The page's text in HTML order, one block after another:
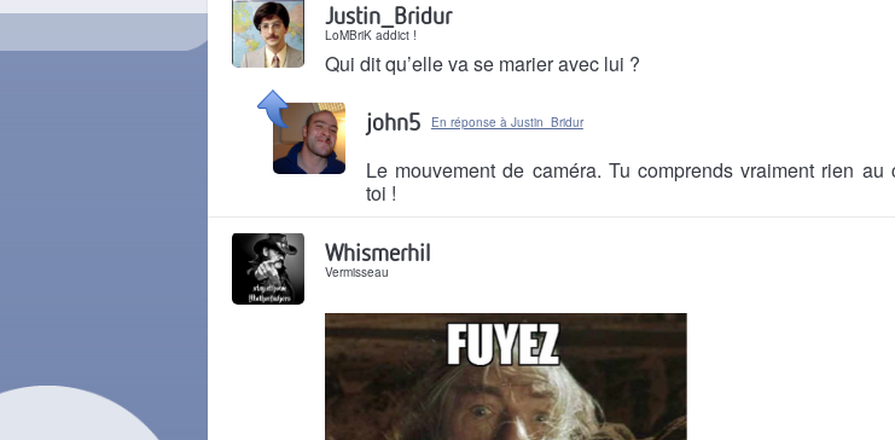
Justin_Bridur
LoMBriK addict !
Qui dit qu’elle va se marier avec lui ?
Il y a 5 ans
john5 En réponse à Justin_Bridur
Le mouvement de caméra. Tu comprends vraiment rien au
toi !
Whismerhil
Vermisseau